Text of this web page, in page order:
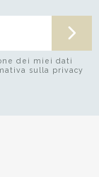
dei miei dati
sulla privacy